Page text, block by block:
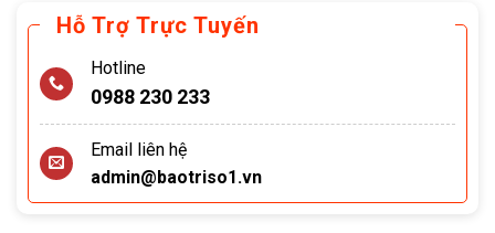
Hỗ Trợ Trực Tuyến
Hotline
0988 230 233
Email liên hệ
admin@baotriso1.vn